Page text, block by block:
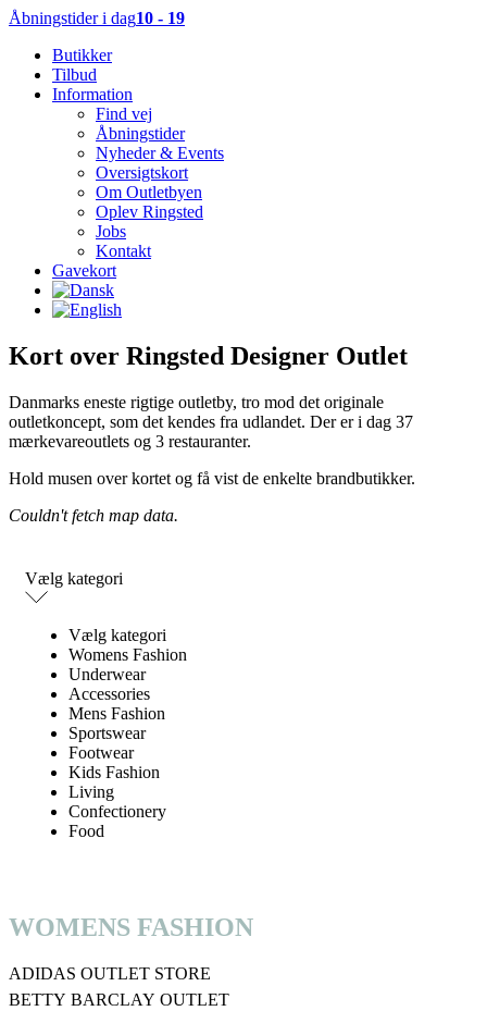
Åbningstider i dag10 - 19
Butikker
Tilbud
Information
Find vej
Åbningstider
Nyheder & Events
Oversigtskort
Om Outletbyen
Oplev Ringsted
Jobs
Kontakt
Gavekort
Kort over Ringsted Designer Outlet
Danmarks eneste rigtige outletby, tro mod det originale
outletkoncept, som det kendes fra udlandet. Der er i dag 37
mærkevareoutlets og 3 restauranter.
Hold musen over kortet og få vist de enkelte brandbutikker.
Vælg kategori
Vælg kategori
Womens Fashion
Underwear
Accessories
Mens Fashion
Sportswear
Footwear
Kids Fashion
Living
Confectionery
Food
WOMENS FASHION
ADIDAS OUTLET STORE
BETTY BARCLAY OUTLET